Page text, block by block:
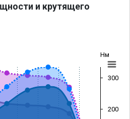
и крутящего
Нм
200
300